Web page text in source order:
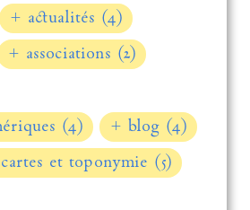
+ actualités (4)
+ associations (2)
(4)
+ blog (4)
et toponymie (5)